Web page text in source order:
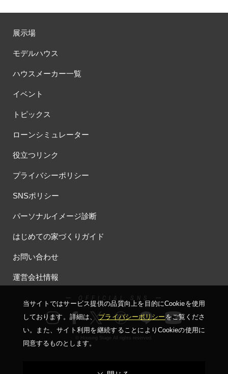
展示場
モデルハウス
ハウスメーカー一覧
イベント
トピックス
ローンシミュレーター
役立つリンク
プライバシーポリシー
SNSポリシー
パーソナルイメージ診断
はじめての家づくりガイド
お問い合わせ
運営会社情報
ー OFFICIAL SNS ー
© Housing Stage All rights reserved.
当サイトではサービス提供の品質向上を⽬的にCookieを使⽤
しております。詳細は、プライバシーポリシーをご覧くださ
い。
また、サイト利⽤を継続することによりCookieの使⽤に
同意するものとします。